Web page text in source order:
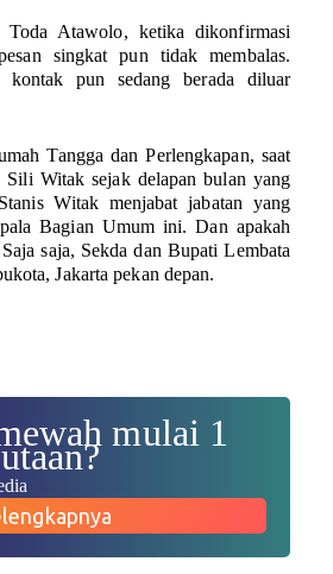
Toda Atawolo, ketika dikonfirmasi
singkat pun tidak membalas.
pun sedang berada diluar
Tangga dan Perlengkapan, saat
Witak sejak delapan bulan yang
Witak menjabat jabatan yang
Bagian Umum ini. Dan apakah
saja, Sekda dan Bupati Lembata
Jakarta pekan depan.
mulai 1